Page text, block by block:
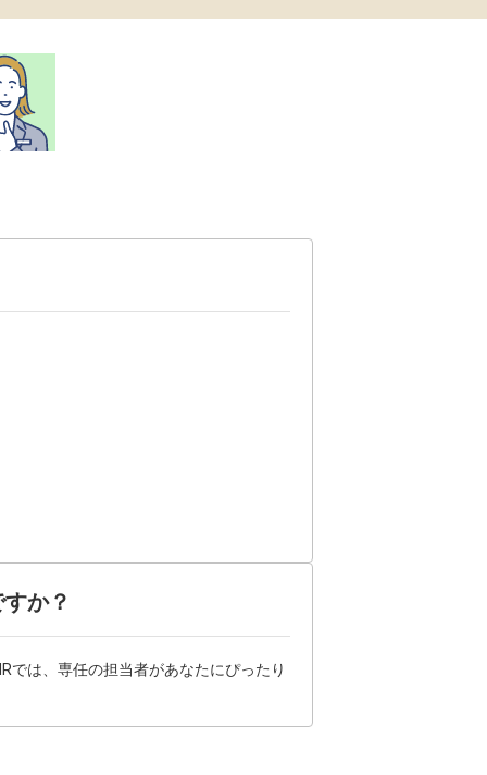
か？
では、専任の担当者があなたにぴったり